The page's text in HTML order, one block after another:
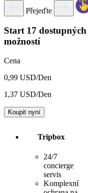
Přejeďte
Start 17 dostupných
možností
Cena
0,99 USD/Den
1,37 USD/Den
Koupit nyní
Tripbox
24/7
concierge
servis
Komplexní